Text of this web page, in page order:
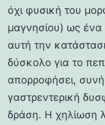
όχι φυσική του
μαγνησίου) ως ένα
αυτή την
δύσκολο για το
απορροφήσει,
γαστρεντερική
δράση. Η χηλίωση